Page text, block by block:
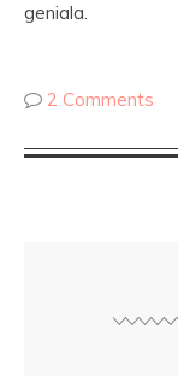
geniala.
2 Comments